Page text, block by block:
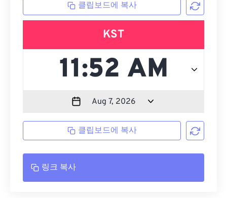
클립보드에 복사
KST
클립보드에 복사
링크 복사